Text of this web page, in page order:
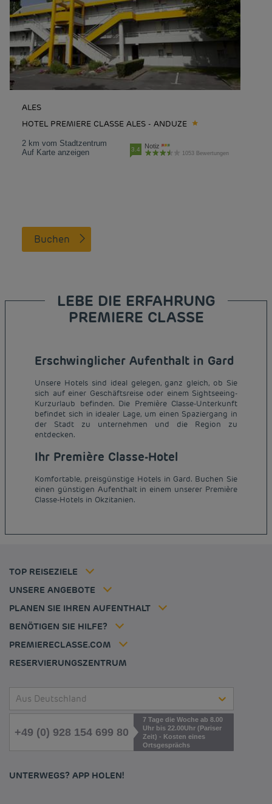
ALES
HOTEL PREMIERE CLASSE ALES - ANDUZE
2 km vom Stadtzentrum
Auf Karte anzeigen
3.4 Notiz
1053 Bewertungen
Buchen
LEBE DIE ERFAHRUNG
PREMIERE CLASSE
Erschwinglicher Aufenthalt in Gard
Unsere Hotels sind ideal gelegen, ganz gleich, ob Sie
sich auf einer Geschäftsreise oder einem Sightseeing-
Kurzurlaub befinden. Die Première Classe-Unterkunft
befindet sich in idealer Lage, um einen Spaziergang in
der Stadt zu unternehmen und die Region zu
entdecken.
Ihr Première Classe-Hotel
Komfortable, preisgünstige Hotels in Gard. Buchen Sie
einen günstigen Aufenthalt in einem unserer Première
Classe-Hotels in Okzitanien.
TOP REISEZIELE
Günstige Hotels Paris
Günstige Hotels Hannover
Günstige Hotels Deutschland
Günstige Hotels Frankreich
UNSERE ANGEBOTE
Mitgliedsrate
PLANEN SIE IHREN AUFENTHALT
BENÖTIGEN SIE HILFE?
PREMIERECLASSE.COM
Impressum
Allgemeine Geschäftsbedingungen
Tax policy
Karriere
RESERVIERUNGSZENTRUM
Aus Deutschland
+49 (0) 928 154 699 80
7 Tage die Woche ab 8.00
Uhr bis 22.00Uhr (Pariser
Zeit) - Kosten eines
Ortsgesprächs
UNTERWEGS? APP HOLEN!